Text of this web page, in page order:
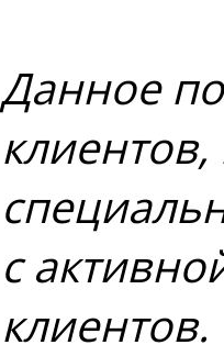
Данное
с
клиентов.